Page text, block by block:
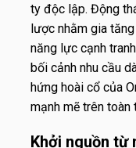
ty độc lập. Động
lược nhằm gia
năng lực cạnh
bối cảnh nhu cầu
hứng hoài cổ của
mạnh mẽ trên toàn
Khởi nguồn từ